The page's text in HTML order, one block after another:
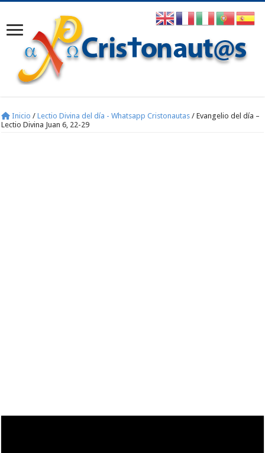
Inicio / Lectio Divina del día - Whatsapp Cristonautas / Evangelio del día –
Lectio Divina Juan 6, 22-29